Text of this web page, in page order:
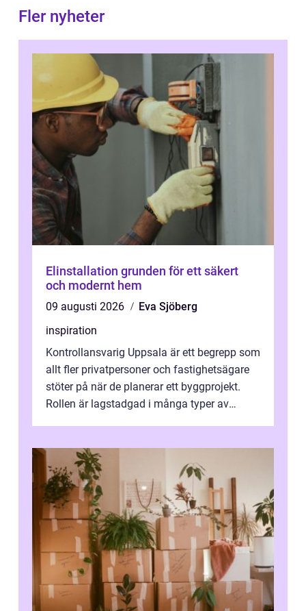
Fler nyheter
Elinstallation grunden för ett säkert
och modernt hem
09 augusti 2026
Eva Sjöberg
inspiration
Kontrollansvarig Uppsala är ett begrepp som
allt fler privatpersoner och fastighetsägare
stöter på när de planerar ett byggprojekt.
Rollen är lagstadgad i många typer av